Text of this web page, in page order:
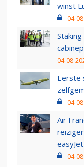
winst
04-
04-08-
Eerste
04-
Air
easyJet
04-